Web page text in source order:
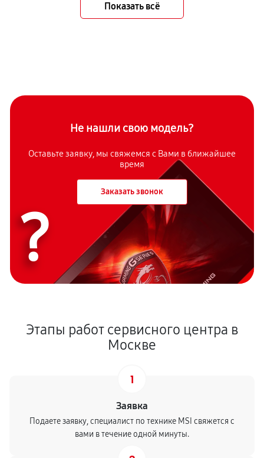
Показать всё
Не нашли свою модель?
Оставьте заявку, мы свяжемся с Вами в ближайшее
время
Заказать звонок
?
Этапы работ сервисного центра в
Москве
1
Заявка
Подаете заявку, специалист по технике MSI свяжется с
вами в течение одной минуты.